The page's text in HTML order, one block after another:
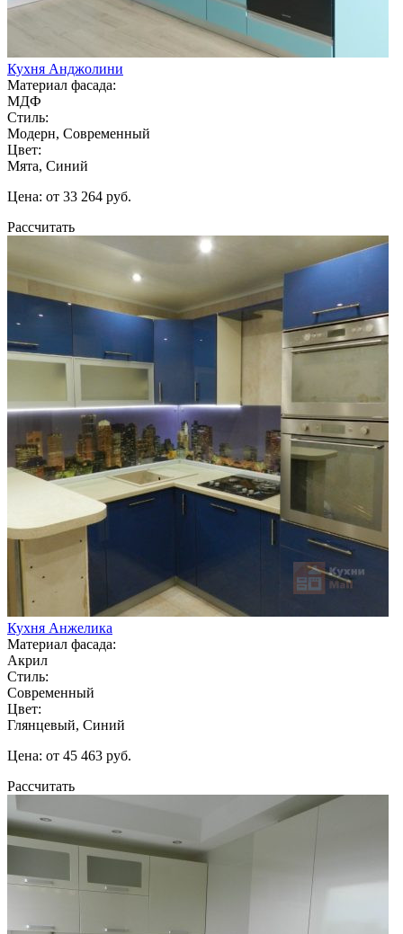
Кухня Анджолини
Материал фасада:
МДФ
Стиль:
Модерн, Современный
Цвет:
Мята, Синий
Цена: от 33 264 руб.
Рассчитать
Кухня Анжелика
Материал фасада:
Акрил
Стиль:
Современный
Цвет:
Глянцевый, Синий
Цена: от 45 463 руб.
Рассчитать